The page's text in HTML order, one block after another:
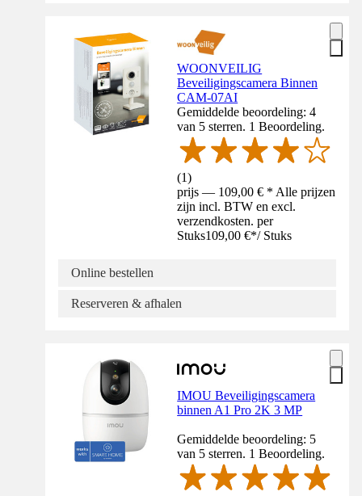
WOONVEILIG
Beveiligingscamera Binnen
CAM-07AI
Gemiddelde beoordeling: 4
van 5 sterren. 1 Beoordeling.
(1)
prijs — 109,00 € * Alle prijzen
zijn incl. BTW en excl.
verzendkosten. per
Stuks109,00 €*/ Stuks
Online bestellen
Reserveren & afhalen
IMOU Beveiligingscamera
binnen A1 Pro 2K 3 MP
Gemiddelde beoordeling: 5
van 5 sterren. 1 Beoordeling.